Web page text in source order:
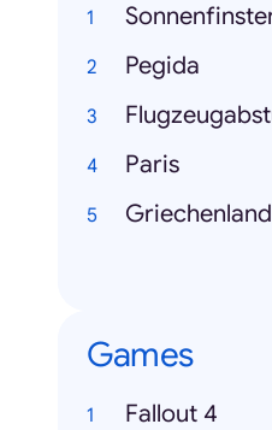
Pegida
Paris
Griechenland
Games
Fallout 4